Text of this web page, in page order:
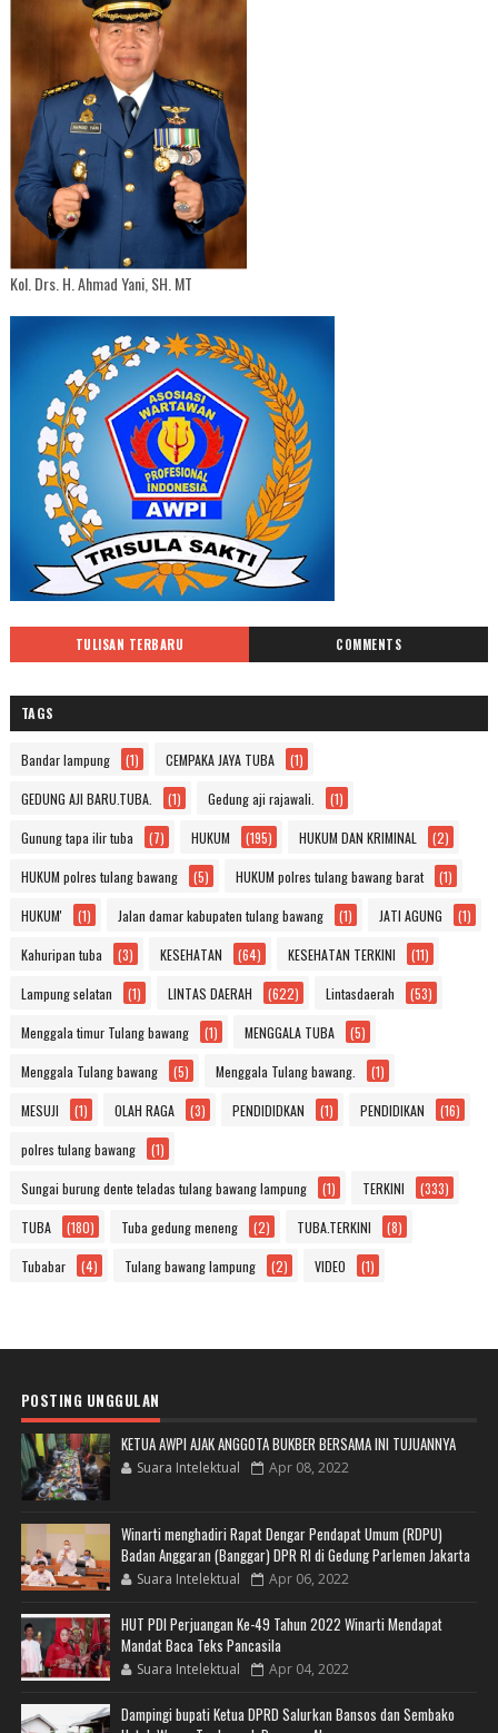
Kol. Drs. H. Ahmad Yani, SH. MT
TULISAN TERBARU COMMENTS
TAGS
Bandar lampung (1) CEMPAKA JAYA TUBA (1)
GEDUNG AJI BARU.TUBA. (1) Gedung aji rajawali. (1)
Gunung tapa ilir tuba (7) HUKUM (195) HUKUM DAN KRIMINAL (2)
HUKUM polres tulang bawang (5) HUKUM polres tulang bawang barat (1)
HUKUM' (1) Jalan damar kabupaten tulang bawang (1) JATI AGUNG (1)
Kahuripan tuba (3) KESEHATAN (64) KESEHATAN TERKINI (11)
Lampung selatan (1) LINTAS DAERAH (622) Lintasdaerah (53)
Menggala timur Tulang bawang (1) MENGGALA TUBA (5)
Menggala Tulang bawang (5) Menggala Tulang bawang. (1)
MESUJI (1) OLAH RAGA (3) PENDIDIDKAN (1) PENDIDIKAN (16)
polres tulang bawang (1)
Sungai burung dente teladas tulang bawang lampung (1) TERKINI (333)
TUBA (180) Tuba gedung meneng (2) TUBA.TERKINI (8)
Tubabar (4) Tulang bawang lampung (2) VIDEO (1)
POSTING UNGGULAN
KETUA AWPI AJAK ANGGOTA BUKBER BERSAMA INI TUJUANNYA
Suara Intelektual Apr 08, 2022
Winarti menghadiri Rapat Dengar Pendapat Umum (RDPU)
Badan Anggaran (Banggar) DPR RI di Gedung Parlemen Jakarta
Suara Intelektual Apr 06, 2022
HUT PDI Perjuangan Ke-49 Tahun 2022 Winarti Mendapat
Mandat Baca Teks Pancasila
Suara Intelektual Apr 04, 2022
Dampingi bupati Ketua DPRD Salurkan Bansos dan Sembako